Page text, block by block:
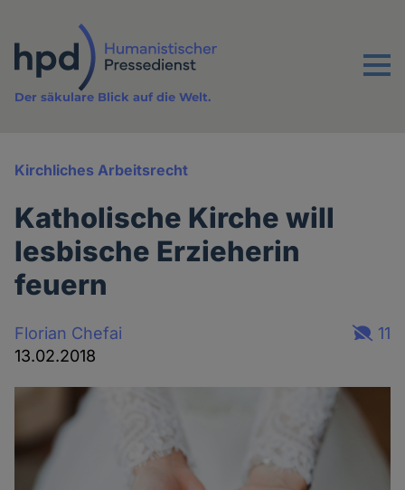
Inhalt
Menu
Der säkulare Blick auf die Welt.
Kirchliches Arbeitsrecht
Katholische Kirche will
lesbische Erzieherin
feuern
Florian Chefai
13.02.2018
11